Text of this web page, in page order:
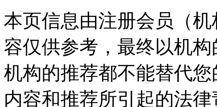
本页信息由注册会员（
容仅供参考，最终以机
机构的推荐都不能替代
内容和推荐所引起的法